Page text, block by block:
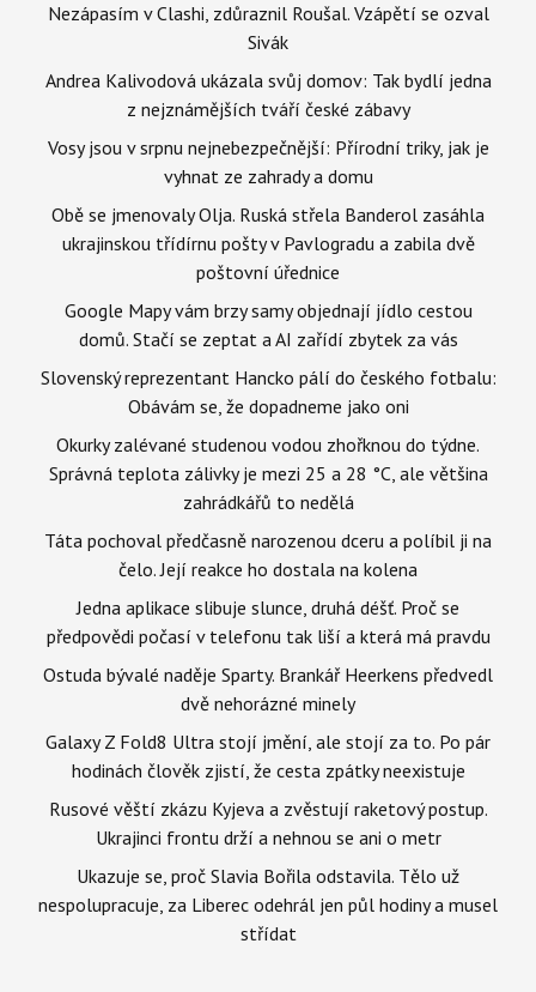
Nezápasím v Clashi, zdůraznil Roušal. Vzápětí se ozval
Sivák
Andrea Kalivodová ukázala svůj domov: Tak bydlí jedna
z nejznámějších tváří české zábavy
Vosy jsou v srpnu nejnebezpečnější: Přírodní triky, jak je
vyhnat ze zahrady a domu
Obě se jmenovaly Olja. Ruská střela Banderol zasáhla
ukrajinskou třídírnu pošty v Pavlogradu a zabila dvě
poštovní úřednice
Google Mapy vám brzy samy objednají jídlo cestou
domů. Stačí se zeptat a AI zařídí zbytek za vás
Slovenský reprezentant Hancko pálí do českého fotbalu:
Obávám se, že dopadneme jako oni
Okurky zalévané studenou vodou zhořknou do týdne.
Správná teplota zálivky je mezi 25 a 28 °C, ale většina
zahrádkářů to nedělá
Táta pochoval předčasně narozenou dceru a políbil ji na
čelo. Její reakce ho dostala na kolena
Jedna aplikace slibuje slunce, druhá déšť. Proč se
předpovědi počasí v telefonu tak liší a která má pravdu
Ostuda bývalé naděje Sparty. Brankář Heerkens předvedl
dvě nehorázné minely
Galaxy Z Fold8 Ultra stojí jmění, ale stojí za to. Po pár
hodinách člověk zjistí, že cesta zpátky neexistuje
Rusové věští zkázu Kyjeva a zvěstují raketový postup.
Ukrajinci frontu drží a nehnou se ani o metr
Ukazuje se, proč Slavia Bořila odstavila. Tělo už
nespolupracuje, za Liberec odehrál jen půl hodiny a musel
střídat